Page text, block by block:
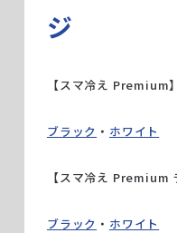
ジ
【スマ冷え Premium
ブラック ・ ホワイト
【スマ冷え Premium
ブラック ・ ホワイト